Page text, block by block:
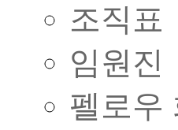
조직표
임원진
펠로우